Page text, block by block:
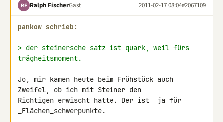
RF Ralph FischerGast 2011-02-17 08:04#2067109
pankow schrieb:
> der steinersche satz ist quark, weil fürs
trägheitsmoment.
Jo, mir kamen heute beim Frühstück auch
Zweifel, ob ich mit Steiner den
Richtigen erwischt hatte. Der ist  ja für
_Flächen_schwerpunkte.